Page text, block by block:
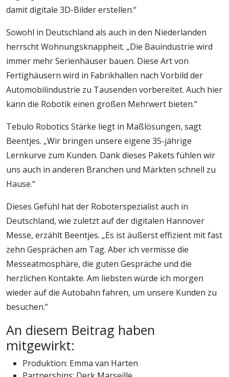
damit digitale 3D-Bilder erstellen.“
Sowohl in Deutschland als auch in den Niederlanden
herrscht Wohnungsknappheit. „Die Bauindustrie wird
immer mehr Serienhäuser bauen. Diese Art von
Fertighäusern wird in Fabrikhallen nach Vorbild der
Automobilindustrie zu Tausenden vorbereitet. Auch hier
kann die Robotik einen großen Mehrwert bieten.“
Tebulo Robotics Stärke liegt in Maßlösungen, sagt
Beentjes. „Wir bringen unsere eigene 35-jährige
Lernkurve zum Kunden. Dank dieses Pakets fühlen wir
uns auch in anderen Branchen und Märkten schnell zu
Hause.“
Dieses Gefühl hat der Roboterspezialist auch in
Deutschland, wie zuletzt auf der digitalen Hannover
Messe, erzählt Beentjes. „Es ist äußerst effizient mit fast
zehn Gesprächen am Tag. Aber ich vermisse die
Messeatmosphäre, die guten Gespräche und die
herzlichen Kontakte. Am liebsten würde ich morgen
wieder auf die Autobahn fahren, um unsere Kunden zu
besuchen.“
An diesem Beitrag haben
mitgewirkt:
Produktion: Emma van Harten